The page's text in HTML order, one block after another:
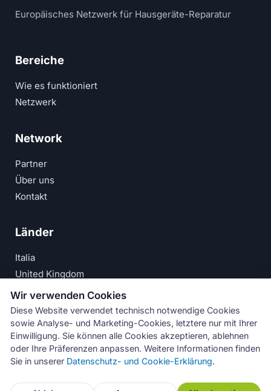
Europäisches Netzwerk für Hausgeräte-Reparatur
Bereiche
Wie es funktioniert
Netzwerk
Network
Partner
Über uns
Kontakt
Länder
Italia
United Kingdom
Deutschland
España
© Numeri Primi Srl — USt-IdNr. IT11621120960 ·
Impressum·Datenschutzerklärung
Wir verwenden Cookies
Diese Website verwendet technisch notwendige Cookies
sowie Analyse- und Marketing-Cookies, letztere nur mit Ihrer
Einwilligung. Sie können alle Cookies akzeptieren, ablehnen
oder Ihre Präferenzen anpassen. Weitere Informationen finden
Sie in unserer Datenschutz- und Cookie-Erklärung.